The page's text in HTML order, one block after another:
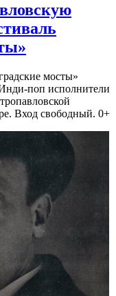
мосты»
поп исполнители
Вход свободный. 0+